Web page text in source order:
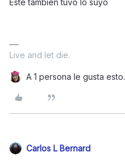
Este también tuvo lo suyo
Live and let die.
A 1 persona le gusta esto.
Carlos L Bernard